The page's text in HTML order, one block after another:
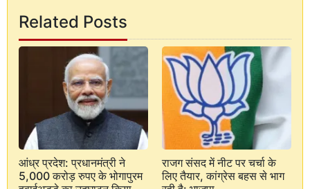
Related Posts
आंध्र प्रदेश: प्रधानमंत्री ने
5,000 करोड़ रुपए के भोगापुरम
राजग संसद में नीट पर चर्चा के
लिए तैयार, कांग्रेस बहस से भाग